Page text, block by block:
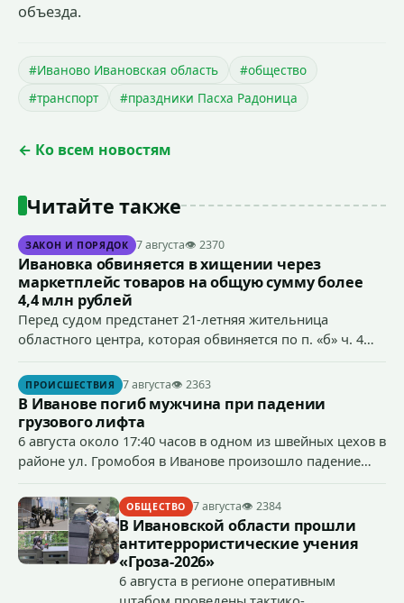
объезда.
#Иваново Ивановская область
#общество
#транспорт
#праздники Пасха Радоница
← Ко всем новостям
Читайте также
ЗАКОН И ПОРЯДОК 7 августа👁 2370
Ивановка обвиняется в хищении через
маркетплейс товаров на общую сумму более
4,4 млн рублей
Перед судом предстанет 21-летняя жительница
областного центра, которая обвиняется по п. «б» ч. 4
сумму более 4,4 млн рублей через маркетплейс.
ПРОИСШЕСТВИЯ 7 августа👁 2363
В Иванове погиб мужчина при падении
грузового лифта
6 августа около 17:40 часов в одном из швейных цехов в
районе ул. Громобоя в Иванове произошло падение
ОБЩЕСТВО 7 августа👁 2384
В Ивановской области прошли
антитеррористические учения
«Гроза-2026»
6 августа в регионе оперативным